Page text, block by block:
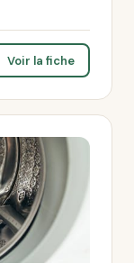
Voir la fiche